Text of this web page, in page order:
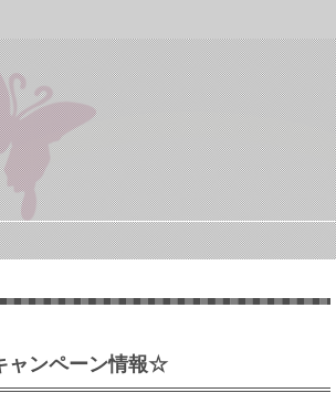
ャンペーン情報☆